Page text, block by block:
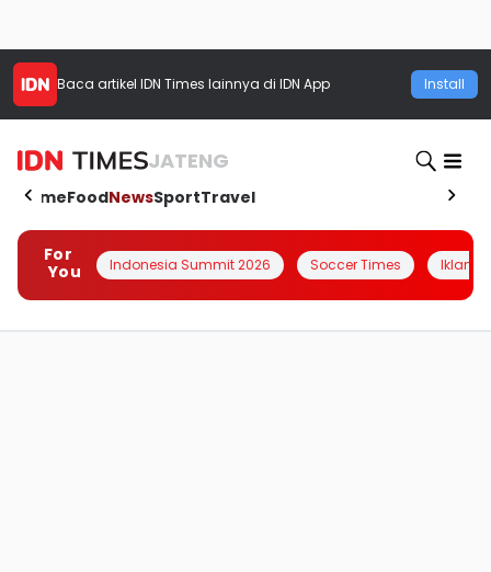
Baca artikel IDN Times lainnya di IDN App Install
JATENG
HomeFoodNewsSportTravel
For
You
Indonesia Summit 2026 Soccer Times Iklanin